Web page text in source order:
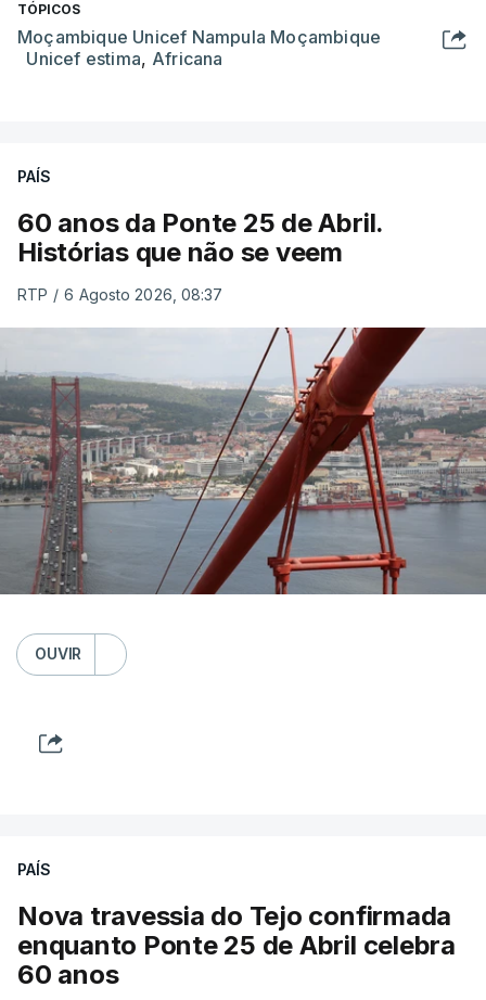
TÓPICOS
Moçambique Unicef Nampula Moçambique
Unicef estima, Africana
PAÍS
60 anos da Ponte 25 de Abril.
Histórias que não se veem
RTP / 6 Agosto 2026, 08:37
OUVIR
PAÍS
Nova travessia do Tejo confirmada
enquanto Ponte 25 de Abril celebra
60 anos